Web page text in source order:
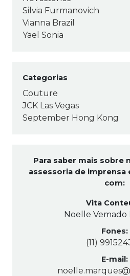
Silvia Furmanovich
Vianna Brazil
Yael Sonia
Categorias
Couture
JCK Las Vegas
September Hong Kong
Para saber mais sobre
assessoria de
com:
Vita
Noelle Vemado
Fones:
(11)
E-mail: